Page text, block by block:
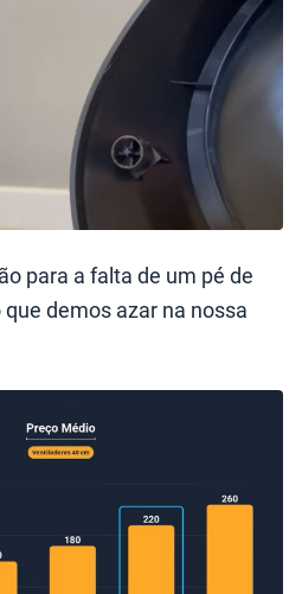
para a falta de um pé de
demos azar na nossa